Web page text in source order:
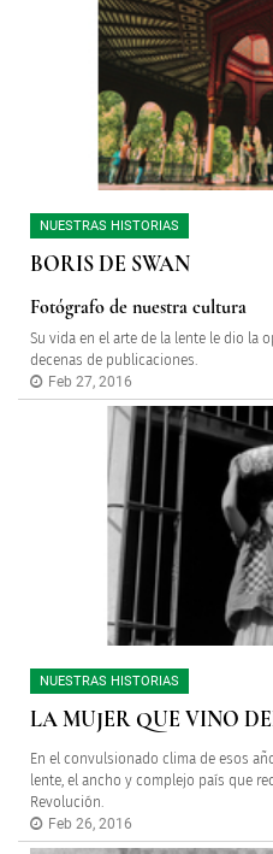
NUESTRAS HISTORIAS
BORIS DE SWAN
Fotógrafo de nuestra cultura
Su vida en el arte de la lente le dio la
decenas de publicaciones.
Feb 27, 2016
NUESTRAS HISTORIAS
LA MUJER QUE VINO
En el convulsionado clima de esos
lente, el ancho y complejo país que
Revolución.
Feb 26, 2016